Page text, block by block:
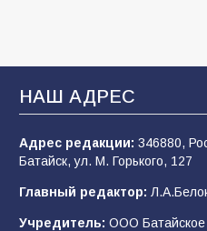
«Мобилизация или
деле происходит в
НАШ АДРЕС
Адрес редакции: 346880,
Батайск, ул. М. Горького, 127
Главный редактор:
Учредитель: ООО Батайское